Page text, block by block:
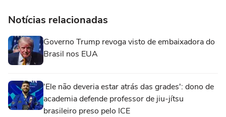
Notícias relacionadas
Governo Trump revoga visto de embaixadora do
Brasil nos EUA
'Ele não deveria estar atrás das grades': dono de
academia defende professor de jiu-jítsu
brasileiro preso pelo ICE